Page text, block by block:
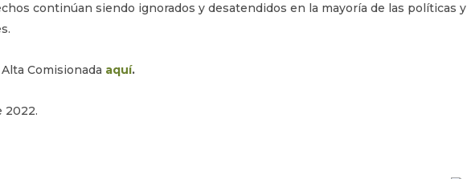
continúan siendo ignorados y desatendidos en la mayoría de las políticas y
Comisionada aquí.
2022.